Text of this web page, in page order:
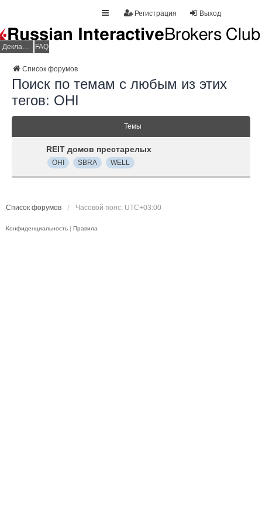
Выход
Регистрация
Декларация НДФЛ FAQ
Список форумов
Поиск по темам с любым из этих
тегов: OHI
Темы
REIT домов престарелых
OHI SBRA WELL
Список форумов Часовой пояс: UTC+03:00
Конфиденциальность | Правила